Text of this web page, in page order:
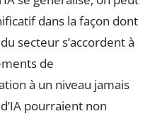
dans la façon dont
secteur s’accordent à
de
à un niveau jamais
pourraient non